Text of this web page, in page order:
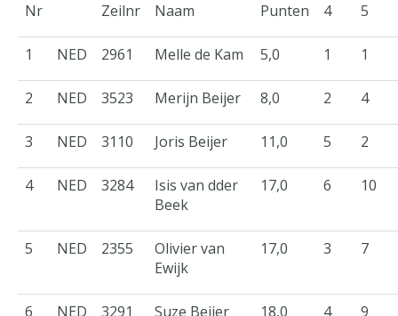
Nr
Zeilnr Naam Punten 4 5
1 NED 2961 Melle de Kam 5,0 1 1
2 NED 3523 Merijn Beijer 8,0 2 4
3 NED 3110 Joris Beijer 11,0 5 2
4 NED 3284
Isis van dder
Beek
17,0 6 10
5 NED 2355
Olivier van
Ewijk
17,0 3 7
6 NED 3291 Suze Beijer 18,0 4 9